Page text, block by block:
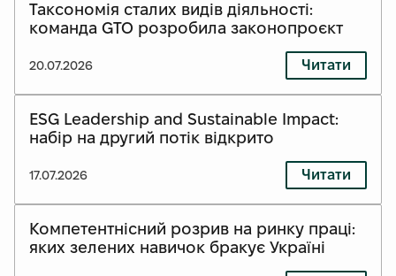
Таксономія сталих видів діяльності:
команда GTO розробила законопроєкт
20.07.2026 Читати
ESG Leadership and Sustainable Impact:
набір на другий потік відкрито
17.07.2026 Читати
Компетентнісний розрив на ринку праці:
яких зелених навичок бракує Україні